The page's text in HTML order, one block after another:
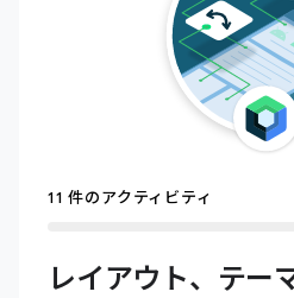
11 件のアクティビティ
レイアウト、テー